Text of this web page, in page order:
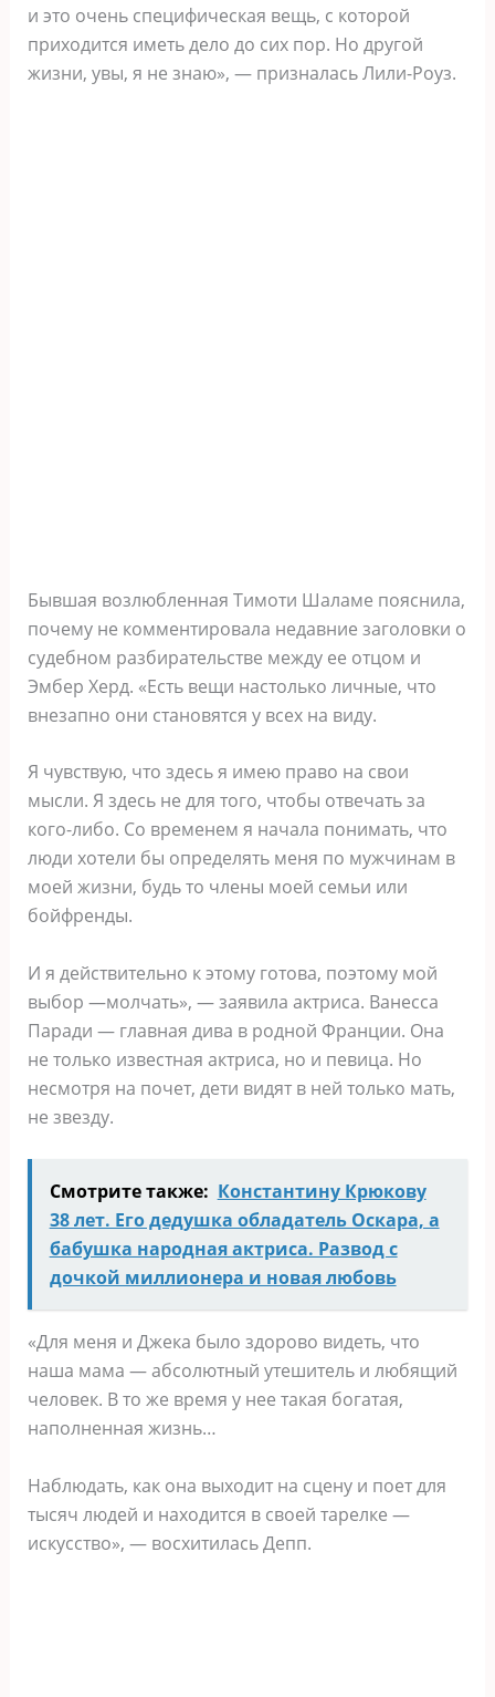
и это очень специфическая вещь, с которой
приходится иметь дело до сих пор. Но другой
жизни, увы, я не знаю», — призналась Лили-Роуз.
Бывшая возлюбленная Тимоти Шаламе пояснила,
почему не комментировала недавние заголовки о
судебном разбирательстве между ее отцом и
Эмбер Херд. «Есть вещи настолько личные, что
внезапно они становятся у всех на виду.
Я чувствую, что здесь я имею право на свои
мысли. Я здесь не для того, чтобы отвечать за
кого-либо. Со временем я начала понимать, что
люди хотели бы определять меня по мужчинам в
моей жизни, будь то члены моей семьи или
бойфренды.
И я действительно к этому готова, поэтому мой
выбор —молчать», — заявила актриса. Ванесса
Паради — главная дива в родной Франции. Она
не только известная актриса, но и певица. Но
несмотря на почет, дети видят в ней только мать,
не звезду.
Смотрите также: Константину Крюкову
38 лет. Его дедушка обладатель Оскара, а
бабушка народная актриса. Развод с
дочкой миллионера и новая любовь
«Для меня и Джека было здорово видеть, что
наша мама — абсолютный утешитель и любящий
человек. В то же время у нее такая богатая,
наполненная жизнь…
Наблюдать, как она выходит на сцену и поет для
тысяч людей и находится в своей тарелке —
искусство», — восхитилась Депп.